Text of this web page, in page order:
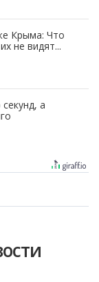
Крыма: Что
не видят...
а